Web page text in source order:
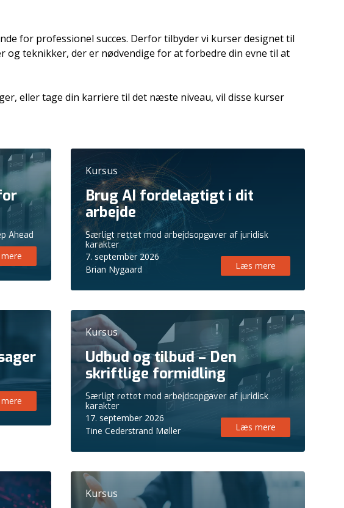
for professionel succes. Derfor tilbyder vi kurser designet til
teknikker, der er nødvendige for at forbedre din evne til at
eller tage din karriere til det næste niveau, vil disse kurser
Ahead
Kursus
Brug AI fordelagtigt i dit
arbejde
Særligt rettet mod arbejdsopgaver af juridisk
karakter
7. september 2026
Brian Nygaard
Læs mere
Kursus
Udbud og tilbud – Den
skriftlige formidling
Særligt rettet mod arbejdsopgaver af juridisk
karakter
17. september 2026
Tine Cederstrand Møller
Læs mere
Kursus